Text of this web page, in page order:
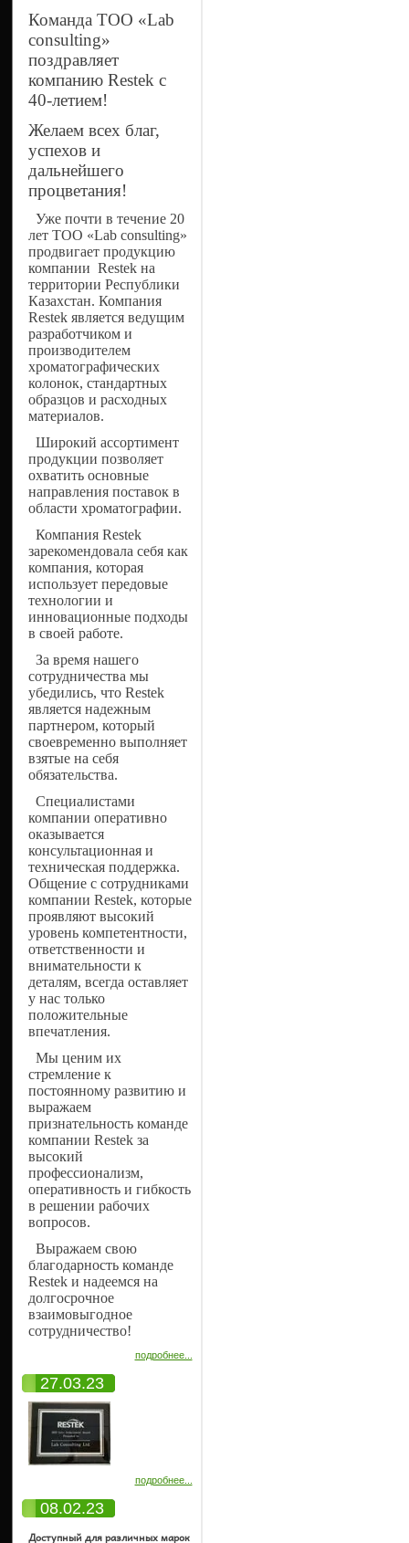
Команда ТОО «Lab
consulting»
поздравляет
компанию Restek с
40-летием!
Желаем всех благ,
успехов и
дальнейшего
процветания!
Уже почти в течение 20
лет ТОО «Lab consulting»
продвигает продукцию
компании Restek на
территории Республики
Казахстан. Компания
Restek является ведущим
разработчиком и
производителем
хроматографических
колонок, стандартных
образцов и расходных
материалов.
Широкий ассортимент
продукции позволяет
охватить основные
направления поставок в
области хроматографии.
Компания Restek
зарекомендовала себя как
компания, которая
использует передовые
технологии и
инновационные подходы
в своей работе.
За время нашего
сотрудничества мы
убедились, что Restek
является надежным
партнером, который
своевременно выполняет
взятые на себя
обязательства.
Специалистами
компании оперативно
оказывается
консультационная и
техническая поддержка.
Общение с сотрудниками
компании Restek, которые
проявляют высокий
уровень компетентности,
ответственности и
внимательности к
деталям, всегда оставляет
у нас только
положительные
впечатления.
Мы ценим их
стремление к
постоянному развитию и
выражаем
признательность команде
компании Restek за
высокий
профессионализм,
оперативность и гибкость
в решении рабочих
вопросов.
Выражаем свою
благодарность команде
Restek и надеемся на
долгосрочное
взаимовыгодное
сотрудничество!
подробнее...
27.03.23
подробнее...
08.02.23
Доступный для различных марок